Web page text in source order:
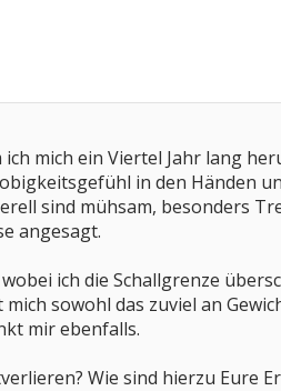
mich ein Viertel Jahr lang
in den Händen
sind mühsam, besonders
angesagt.
ich die Schallgrenze
sowohl das zuviel an
mir ebenfalls.
Wie sind hierzu Eure